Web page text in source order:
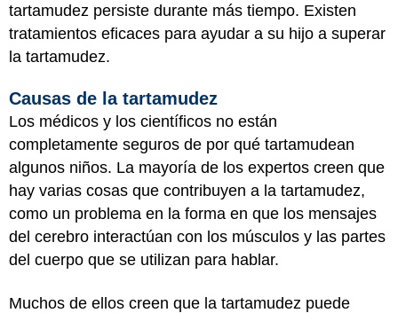
tartamudez persiste durante más tiempo. Existen
tratamientos eficaces para ayudar a su hijo a superar
la tartamudez.
Causas de la tartamudez
Los médicos y los científicos no están
completamente seguros de por qué tartamudean
algunos niños. La mayoría de los expertos creen que
hay varias cosas que contribuyen a la tartamudez,
como un problema en la forma en que los mensajes
del cerebro interactúan con los músculos y las partes
del cuerpo que se utilizan para hablar.
Muchos de ellos creen que la tartamudez puede